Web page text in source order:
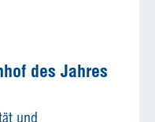
des Jahres
und